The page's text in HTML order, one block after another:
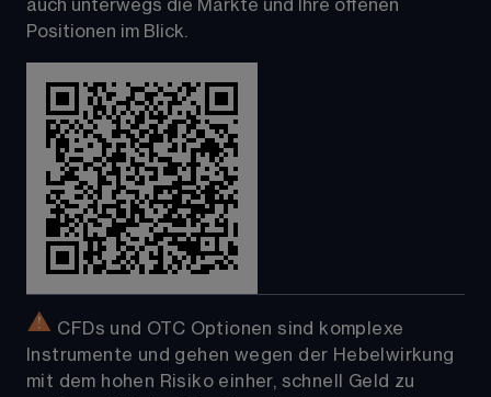
auch unterwegs die Märkte und Ihre offenen
Positionen im Blick.
CFDs und OTC Optionen sind komplexe
Instrumente und gehen wegen der Hebelwirkung
mit dem hohen Risiko einher, schnell Geld zu